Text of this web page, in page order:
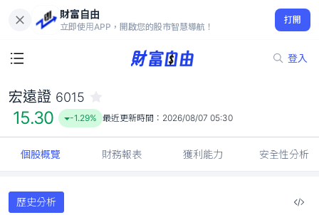
財富自由
立即使用APP，開啟您的股市智慧導航！
打開
登入
15.30
-1.29%
宏遠證 6015
15.30 -1.29% 最近更新時間： 2026/08/07 05:30
個股概覽 財務報表 獲利能力 安全性分析
歷史分析